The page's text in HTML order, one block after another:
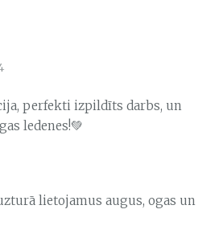
lietojamus augus, ogas un
perfekti izpildīts darbs, un
ledenes!💚